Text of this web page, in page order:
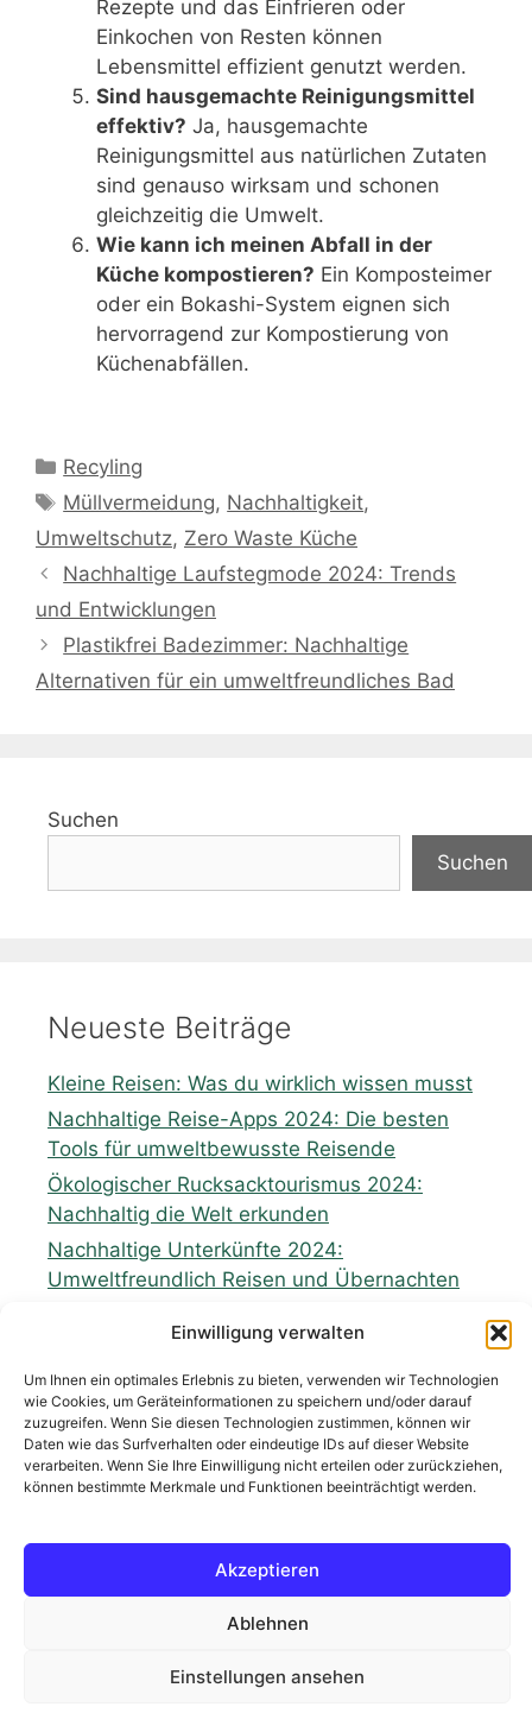
Einwilligung verwalten
Um Ihnen ein optimales Erlebnis zu bieten, verwenden wir Technologien
wie Cookies, um Geräteinformationen zu speichern und/oder darauf
zuzugreifen. Wenn Sie diesen Technologien zustimmen, können wir
Daten wie das Surfverhalten oder eindeutige IDs auf dieser Website
verarbeiten. Wenn Sie Ihre Einwilligung nicht erteilen oder zurückziehen,
können bestimmte Merkmale und Funktionen beeinträchtigt werden.
Akzeptieren
Ablehnen
Einstellungen ansehen
Rezepte und das Einfrieren oder
Einkochen von Resten können
Lebensmittel effizient genutzt werden.
Sind hausgemachte Reinigungsmittel
effektiv? Ja, hausgemachte
Reinigungsmittel aus natürlichen Zutaten
sind genauso wirksam und schonen
gleichzeitig die Umwelt.
Wie kann ich meinen Abfall in der
Küche kompostieren? Ein Komposteimer
oder ein Bokashi-System eignen sich
hervorragend zur Kompostierung von
Küchenabfällen.
Kategorien
Recyling
Schlagwörter
Müllvermeidung, Nachhaltigkeit,
Umweltschutz, Zero Waste Küche
Nachhaltige Laufstegmode 2024: Trends
und Entwicklungen
Plastikfrei Badezimmer: Nachhaltige
Alternativen für ein umweltfreundliches Bad
Suchen
Suchen
Neueste Beiträge
Kleine Reisen: Was du wirklich wissen musst
Nachhaltige Reise-Apps 2024: Die besten
Tools für umweltbewusste Reisende
Ökologischer Rucksacktourismus 2024:
Nachhaltig die Welt erkunden
Nachhaltige Unterkünfte 2024:
Umweltfreundlich Reisen und Übernachten
und Möglichkeiten für eine grünere
Tourismusindustrie